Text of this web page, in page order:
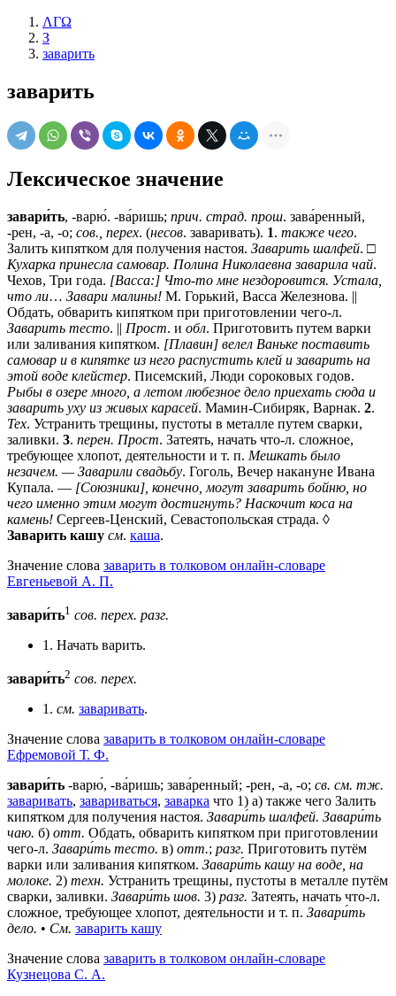
ΛΓΩ
З
заварить
заварить
Лексическое значение
завари́ть, -варю́. -ва́ришь; прич. страд. прош. зава́ренный,
-рен, -а, -о; сов., перех. (несов. заваривать). 1. также чего.
Залить кипятком для получения настоя. Заварить шалфей. □
Кухарка принесла самовар. Полина Николаевна заварила чай.
Чехов, Три года. [Васса:] Что-то мне нездоровится. Устала,
что ли… Завари малины! М. Горький, Васса Железнова. ||
Обдать, обварить кипятком при приготовлении чего-л.
Заварить тесто. || Прост. и обл. Приготовить путем варки
или заливания кипятком. [Плавин] велел Ваньке поставить
самовар и в кипятке из него распустить клей и заварить на
этой воде клейстер. Писемский, Люди сороковых годов.
Рыбы в озере много, а летом любезное дело приехать сюда и
заварить уху из живых карасей. Мамин-Сибиряк, Варнак. 2.
Тех. Устранить трещины, пустоты в металле путем сварки,
заливки. 3. перен. Прост. Затеять, начать что-л. сложное,
требующее хлопот, деятельности и т. п. Мешкать было
незачем. — Заварили свадьбу. Гоголь, Вечер накануне Ивана
Купала. — [Союзники], конечно, могут заварить бойню, но
чего именно этим могут достигнуть? Наскочит коса на
камень! Сергеев-Ценский, Севастопольская страда. ◊
Заварить кашу см. каша.
Значение слова заварить в толковом онлайн-словаре
Евгеньевой А. П.
завари́ть1 сов. перех. разг.
1. Начать варить.
завари́ть2 сов. перех.
1. см. заваривать.
Значение слова заварить в толковом онлайн-словаре
Ефремовой Т. Ф.
завари́ть -варю́, -ва́ришь; зава́ренный; -рен, -а, -о; св. см. тж.
заваривать, завариваться, заварка что 1) а) также чего Залить
кипятком для получения настоя. Завари́ть шалфей. Завари́ть
чаю. б) отт. Обдать, обварить кипятком при приготовлении
чего-л. Завари́ть тесто. в) отт.; разг. Приготовить путём
варки или заливания кипятком. Завари́ть кашу на воде, на
молоке. 2) техн. Устранить трещины, пустоты в металле путём
сварки, заливки. Завари́ть шов. 3) разг. Затеять, начать что-л.
сложное, требующее хлопот, деятельности и т. п. Завари́ть
дело. • См. заварить кашу
Значение слова заварить в толковом онлайн-словаре
Кузнецова С. А.